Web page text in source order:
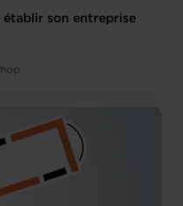
établir son entreprise